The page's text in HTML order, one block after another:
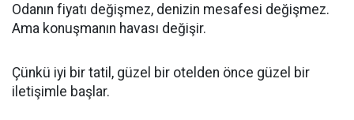
Odanın fiyatı değişmez, denizin mesafesi değişmez.
Ama konuşmanın havası değişir.
Çünkü iyi bir tatil, güzel bir otelden önce güzel bir
iletişimle başlar.